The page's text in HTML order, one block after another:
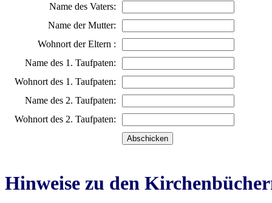
Name des Vaters:
Name der Mutter:
Wohnort der Eltern :
Name des 1. Taufpaten:
Wohnort des 1. Taufpaten:
Name des 2. Taufpaten:
Wohnort des 2. Taufpaten:
Hinweise zu den